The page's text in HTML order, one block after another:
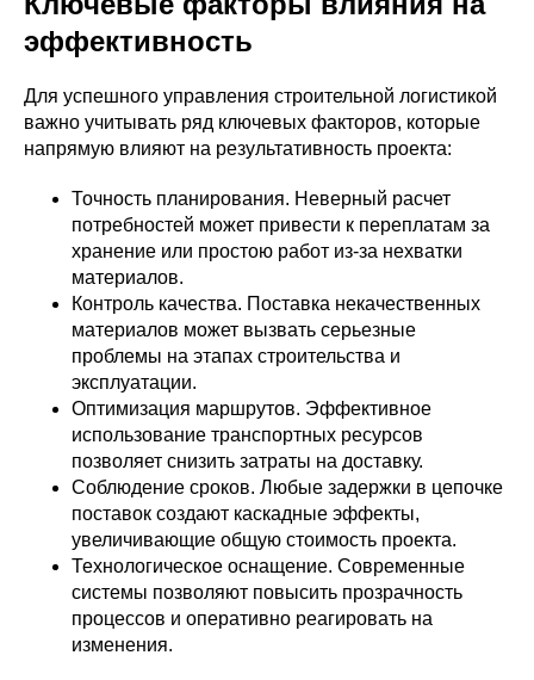
эффективность
Для успешного управления строительной логистикой
важно учитывать ряд ключевых факторов, которые
напрямую влияют на результативность проекта:
Точность планирования. Неверный расчет
потребностей может привести к переплатам за
хранение или простою работ из-за нехватки
материалов.
Контроль качества. Поставка некачественных
материалов может вызвать серьезные
проблемы на этапах строительства и
эксплуатации.
Оптимизация маршрутов. Эффективное
использование транспортных ресурсов
позволяет снизить затраты на доставку.
Соблюдение сроков. Любые задержки в цепочке
поставок создают каскадные эффекты,
увеличивающие общую стоимость проекта.
Технологическое оснащение. Современные
системы позволяют повысить прозрачность
процессов и оперативно реагировать на
изменения.